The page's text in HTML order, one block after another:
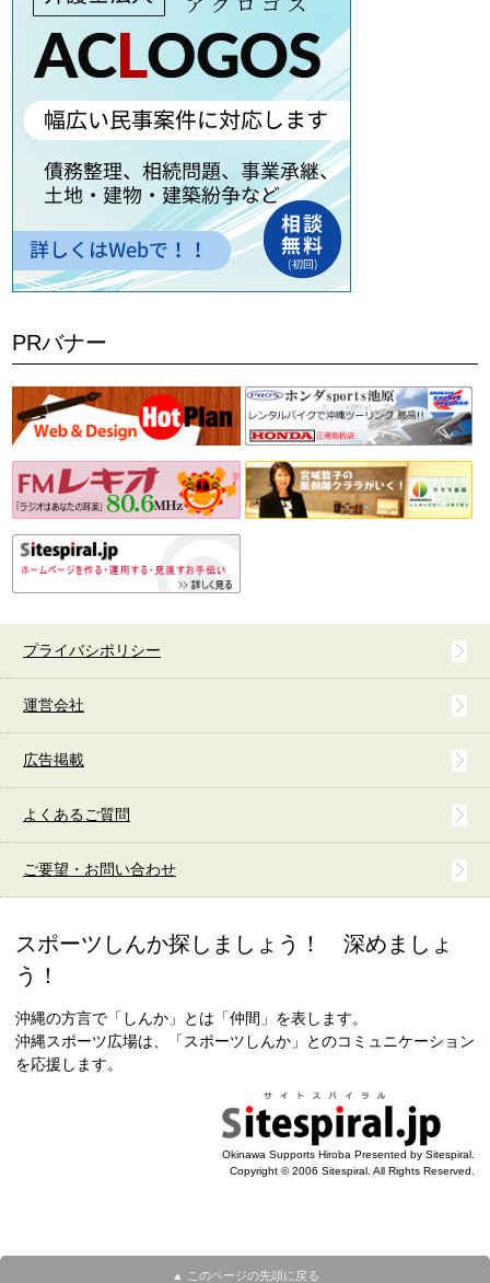
PRバナー
プライバシポリシー
運営会社
広告掲載
よくあるご質問
ご要望・お問い合わせ
スポーツしんか探しましょう！ 深めましょ
う！
沖縄の方言で「しんか」とは「仲間」を表します。
沖縄スポーツ広場は、「スポーツしんか」とのコミュニケーション
を応援します。
Okinawa Supports Hiroba Presented by Sitespiral.
Copyright © 2006 Sitespiral. All Rights Reserved.
▲ このページの先頭に戻る